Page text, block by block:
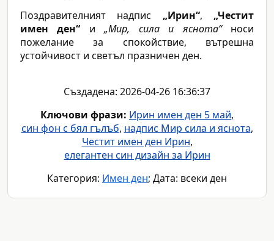
Поздравителният надпис „Ирин“, „Честит
имен ден“ и„Мир, сила и яснота“носи
пожелание за спокойствие, вътрешна
устойчивост и светъл празничен ден.
Създадена: 2026-04-26 16:36:37
Ключови фрази: Ирин имен ден 5 май,
син фон с бял гълъб, надпис Мир сила и яснота,
Честит имен ден Ирин,
елегантен син дизайн за Ирин
Категория: Имен ден; Дата: всеки ден